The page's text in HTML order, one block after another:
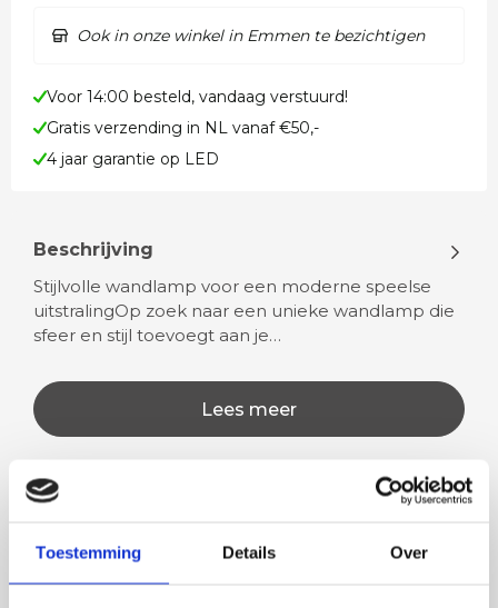
Toestemming Details Over
Ook in onze winkel in Emmen te bezichtigen
Voor 14:00 besteld, vandaag verstuurd!
Gratis verzending in NL vanaf €50,-
4 jaar garantie op LED
Beschrijving
Stijlvolle wandlamp voor een moderne speelse
uitstralingOp zoek naar een unieke wandlamp die
sfeer en stijl toevoegt aan je…
Lees meer
Rian
Fijne site waar ik een mooie